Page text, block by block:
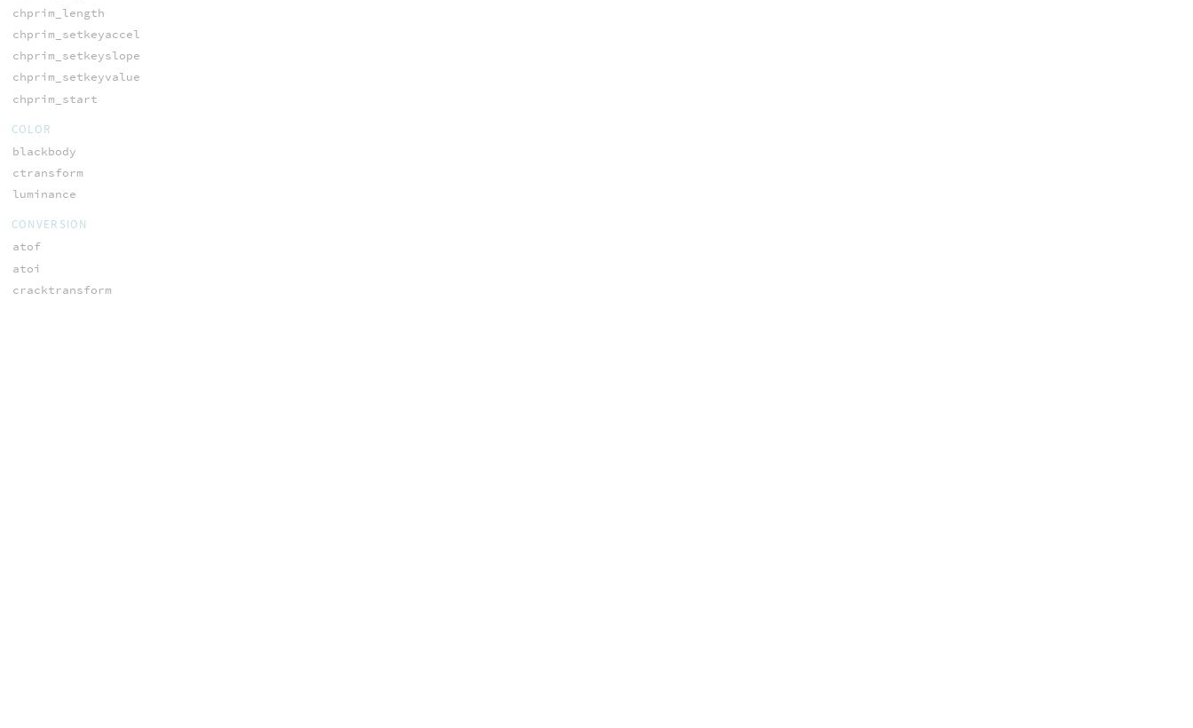
chprim_length
chprim_setkeyaccel
chprim_setkeyslope
chprim_setkeyvalue
chprim_start
COLOR
blackbody
ctransform
luminance
CONVERSION
atof
atoi
cracktransform